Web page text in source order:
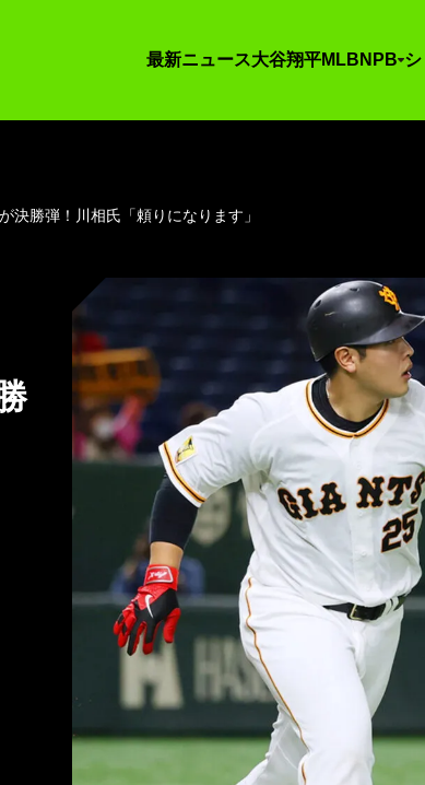
最新ニュース大谷翔平MLB NPB
勝弾！川相氏「頼りになります」